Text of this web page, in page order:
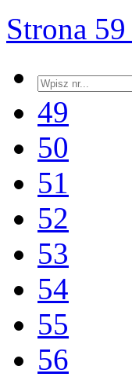
Strona
49
50
51
52
53
54
55
56